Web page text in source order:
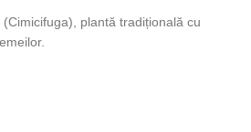
plantă tradițională cu